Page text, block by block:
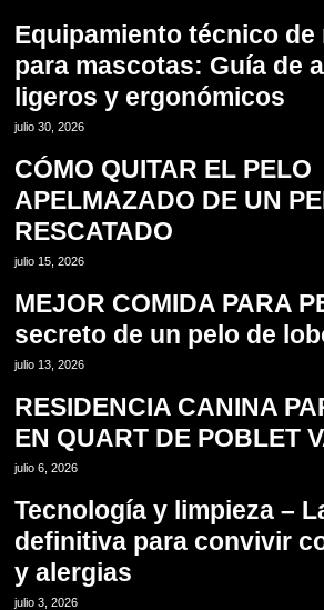
Equipamiento técnico de
para mascotas: Guía de
ligeros y ergonómicos
julio 30, 2026
CÓMO QUITAR EL PELO
APELMAZADO DE UN
RESCATADO
julio 15, 2026
MEJOR COMIDA PARA
secreto de un pelo de
julio 13, 2026
RESIDENCIA CANINA
EN QUART DE POBLET
julio 6, 2026
Tecnología y limpieza –
definitiva para convivir
y alergias
julio 3, 2026